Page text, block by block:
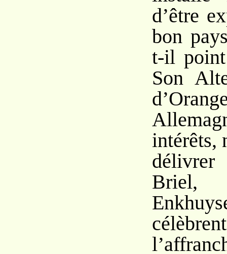
d’être
bon
t-il
Son
intérêts,
Briel,